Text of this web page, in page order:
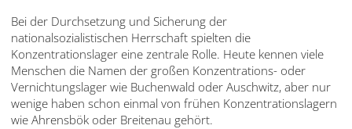
Bei der Durchsetzung und Sicherung der
nationalsozialistischen Herrschaft spielten die
Konzentrationslager eine zentrale Rolle. Heute kennen viele
Menschen die Namen der großen Konzentrations- oder
Vernichtungslager wie Buchenwald oder Auschwitz, aber nur
wenige haben schon einmal von frühen Konzentrationslagern
wie Ahrensbök oder Breitenau gehört.